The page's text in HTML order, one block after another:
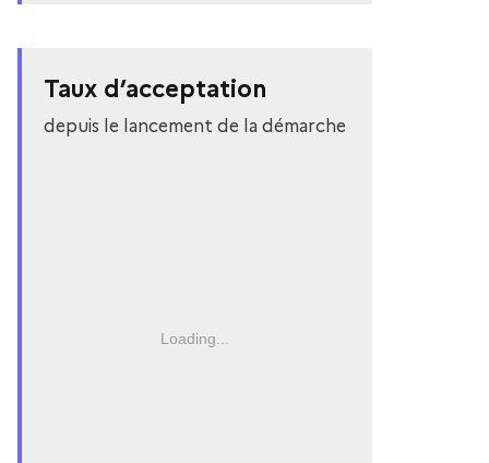
Taux d’acceptation
depuis le lancement de la démarche
Loading...